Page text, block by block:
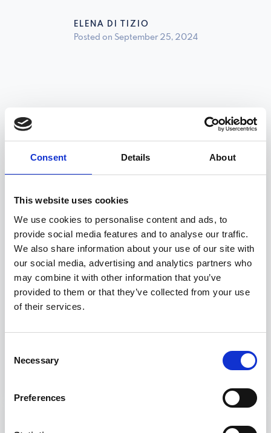
Consent Details About
This website uses cookies
We use cookies to personalise content and ads, to
provide social media features and to analyse our traffic.
We also share information about your use of our site with
our social media, advertising and analytics partners who
may combine it with other information that you’ve
provided to them or that they’ve collected from your use
of their services.
Selection
Necessary
Preferences
ELENA DI TIZIO
Posted on September 25, 2024
News